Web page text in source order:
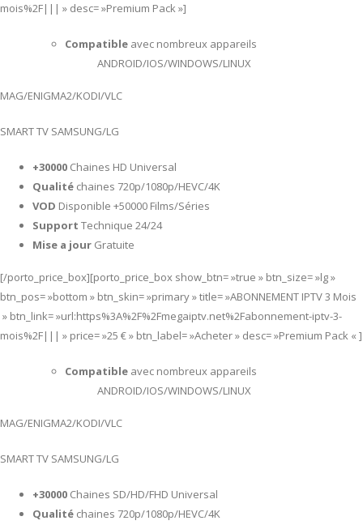
mois%2F||| » desc= »Premium Pack »]
Compatible avec nombreux appareils
ANDROID/IOS/WINDOWS/LINUX
MAG/ENIGMA2/KODI/VLC
SMART TV SAMSUNG/LG
+30000 Chaines HD Universal
Qualité chaines 720p/1080p/HEVC/4K
VOD Disponible +50000 Films/Séries
Support Technique 24/24
Mise a jour Gratuite
[/porto_price_box][porto_price_box show_btn= »true » btn_size= »lg »
btn_pos= »bottom » btn_skin= »primary » title= »ABONNEMENT IPTV 3 Mois
» btn_link= »url:https%3A%2F%2Fmegaiptv.net%2Fabonnement-iptv-3-
mois%2F||| » price= »25 € » btn_label= »Acheter » desc= »Premium Pack « ]
Compatible avec nombreux appareils
ANDROID/IOS/WINDOWS/LINUX
MAG/ENIGMA2/KODI/VLC
SMART TV SAMSUNG/LG
+30000 Chaines SD/HD/FHD Universal
Qualité chaines 720p/1080p/HEVC/4K